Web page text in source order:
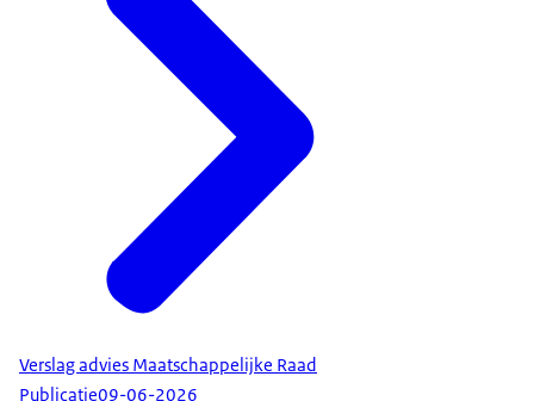
Verslag advies Maatschappelijke Raad
Publicatie09-06-2026